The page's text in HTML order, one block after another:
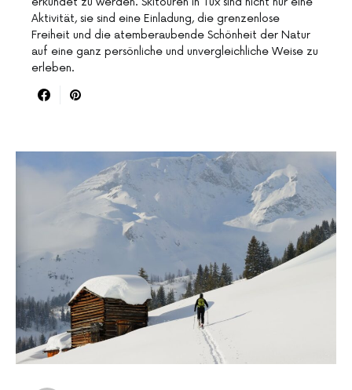
Aktivität, sie sind eine Einladung, die grenzenlose
Freiheit und die atemberaubende Schönheit der Natur
auf eine ganz persönliche und unvergleichliche Weise zu
erleben.